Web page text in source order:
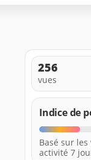
256
vues
Indice de
Basé sur
activité 7